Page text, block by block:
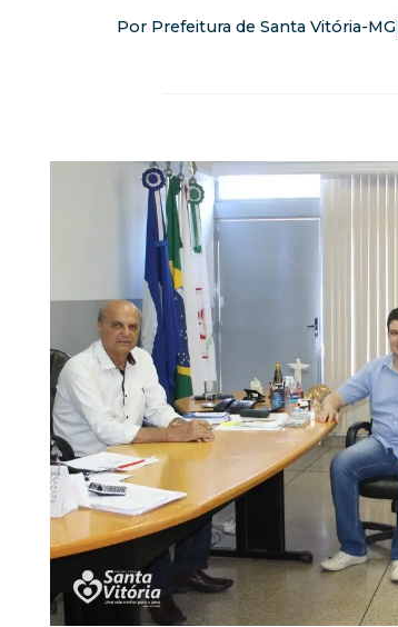
Por Prefeitura de Santa Vitória-MG